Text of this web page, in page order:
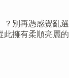
？別再憑感覺亂選
此擁有柔順亮麗的